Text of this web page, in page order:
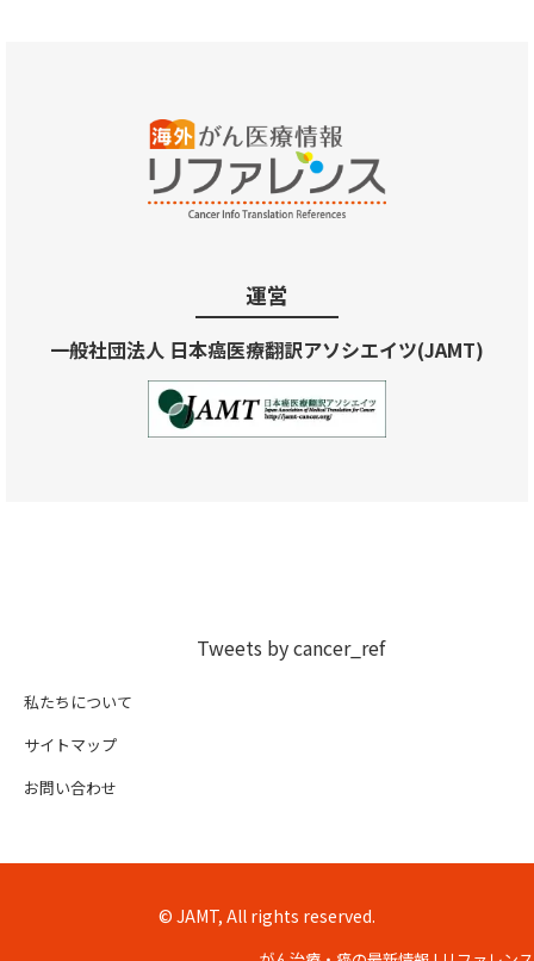
運営
一般社団法人 日本癌医療翻訳アソシエイツ(JAMT)
Tweets by cancer_ref
私たちについて
サイトマップ
お問い合わせ
© JAMT, All rights reserved.